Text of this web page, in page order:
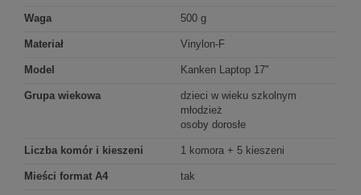
Waga 500 g
Materiał Vinylon-F
Model Kanken Laptop 17"
Grupa wiekowa
dzieci w wieku szkolnym
młodzież
osoby dorosłe
Liczba komór i kieszeni 1 komora + 5 kieszeni
Mieści format A4 tak